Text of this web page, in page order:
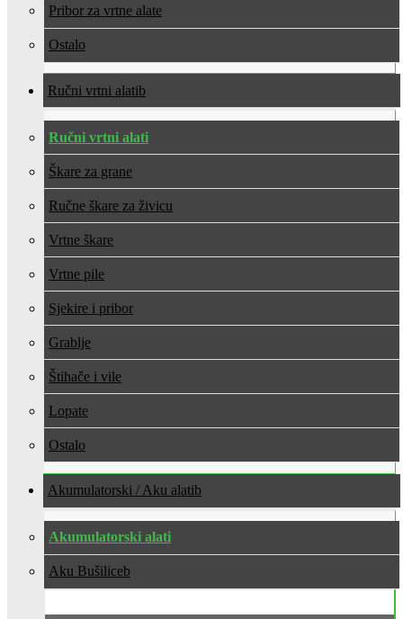
Pribor za vrtne alate
Ostalo
Ručni vrtni alati
Ručni vrtni alati
Škare za grane
Ručne škare za živicu
Vrtne škare
Vrtne pile
Sjekire i pribor
Grablje
Štihače i vile
Lopate
Ostalo
Akumulatorski / Aku alati
Akumulatorski alati
Aku Bušilice